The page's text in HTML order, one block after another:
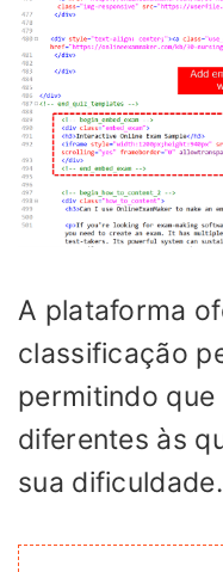
A plataforma
classificação
permitindo
diferentes às
sua dificuldade.